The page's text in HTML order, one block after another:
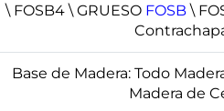
\ FOSB4 \ GRUESO FOSB\
Base de Madera: Todo
Madera de